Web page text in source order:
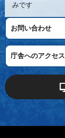
みです
お問い合わせ
庁舎へのアクセス